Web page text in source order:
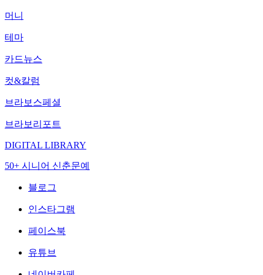
머니
테마
카드뉴스
컷&칼럼
브라보스페셜
브라보리포트
DIGITAL LIBRARY
50+ 시니어 신춘문예
블로그
인스타그램
페이스북
유튜브